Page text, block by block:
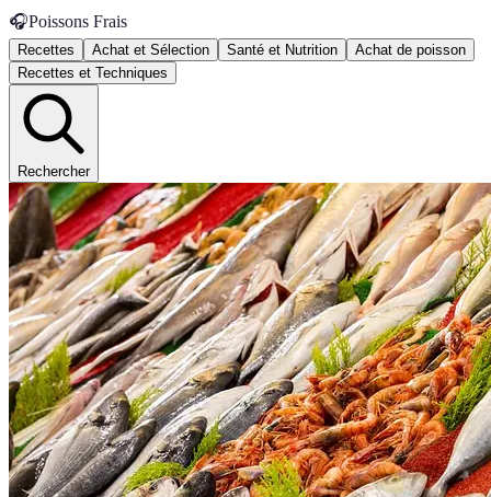
🎧Poissons Frais
Recettes Achat et Sélection Santé et Nutrition
Achat de poisson
Recettes et Techniques
Rechercher